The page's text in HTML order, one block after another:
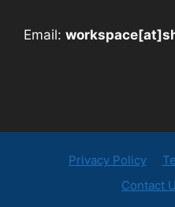
Email:
Privacy Policy
Contact